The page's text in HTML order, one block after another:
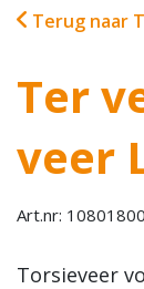
Terug naar
Ter
veer
Art.nr:
Torsieveer